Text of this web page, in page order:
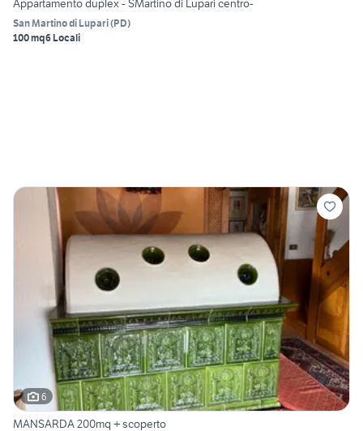
Appartamento duplex - SMartino di Lupari centro-
San Martino di Lupari(PD)
100 mq6 Locali
6
MANSARDA 200mq + scoperto